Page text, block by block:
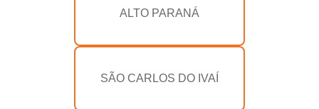
ALTO PARANÁ
SÃO CARLOS DO IVAÍ